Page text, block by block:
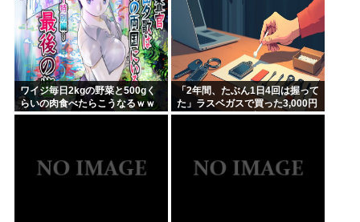
ワイジ毎日2kgの野菜と500gく
らいの肉食べたらこうなるｗｗ
ｗ
「2年間、たぶん1日4回は握って
た」ラスベガスで買った3,000円
のキーホルダーを調べたら